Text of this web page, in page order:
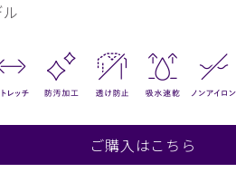
ご購入はこちら